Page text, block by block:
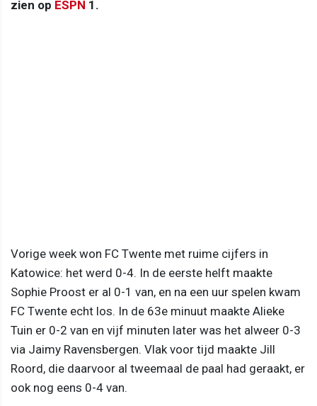
zien op ESPN 1.
Vorige week won FC Twente met ruime cijfers in
Katowice: het werd 0-4. In de eerste helft maakte
Sophie Proost er al 0-1 van, en na een uur spelen kwam
FC Twente echt los. In de 63e minuut maakte Alieke
Tuin er 0-2 van en vijf minuten later was het alweer 0-3
via Jaimy Ravensbergen. Vlak voor tijd maakte Jill
Roord, die daarvoor al tweemaal de paal had geraakt, er
ook nog eens 0-4 van.